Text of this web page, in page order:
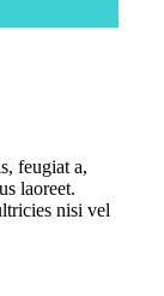
feugiat a,
laoreet.
nisi vel